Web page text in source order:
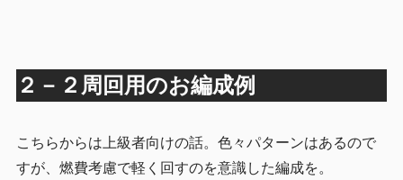
２－２周回用のお編成例
こちらからは上級者向けの話。色々パターンはあるので
すが、燃費考慮で軽く回すのを意識した編成を。